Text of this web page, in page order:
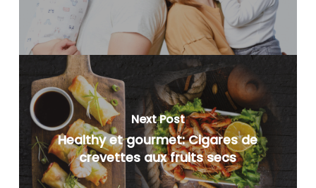
Next Post
Healthy et gourmet: Cigares de
crevettes aux fruits secs